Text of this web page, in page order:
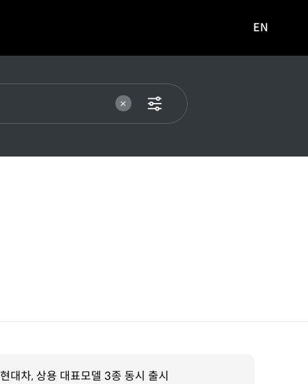
사이트로
EN
현대차, 상용 대표모델 3종 동시 출시